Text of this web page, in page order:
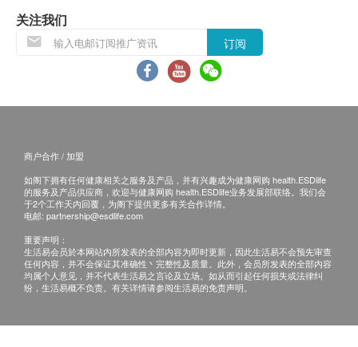
权。
疫苗注射均由注册医护人员负责注射程序。
所以疫苗计划不设退款。
咨询有认可资格的医生，作出诊断及治疗。
本服务/产品由商户提供。生活易【健康网购
health.ESDlife】并没有经营或提供本服务/产品。
有关此服务/产品的错漏或延误，或因使用此服务/
产品而引致的损失、损害、受伤或法律诉讼，健康
网购health.ESDlife概不负责。一切有关的索偿或
查询，须向提供服务之体检中心或商户提出。
关注我们
订阅
商户合作 / 加盟
如阁下拥有任何健康相关之服务及产品，并有兴趣成为健康网购 health.ESDlife
的服务及产品供应商，欢迎与健康网购 health.ESDlife业务发展部联络。我们会
于2个工作天内回覆，为阁下提供更多有关合作详情。
电邮: partnership@esdlife.com
重要声明：
生活易会员於本网站内所发表的全部内容为即时更新，因此生活易不会预先审查
任何内容，并不会保证其准确性丶完整性及质量。此外，会员所发表的全部内容
均属个人意见，并不代表生活易之言论及立场。如从而引起任何损失或法律纠
纷，生活易概不负责。有关详情请参阅生活易的免责声明。